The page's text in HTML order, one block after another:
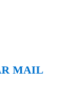
MAIL